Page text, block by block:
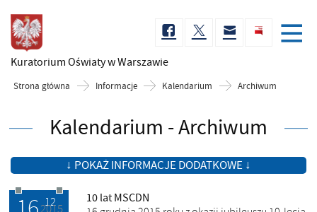
Kuratorium Oświatyw Warszawie
Strona główna Informacje Kalendarium Archiwum
Kalendarium - Archiwum
↓ POKAŻ INFORMACJE DODATKOWE ↓
10 lat MSCDN
17.12.2015
12